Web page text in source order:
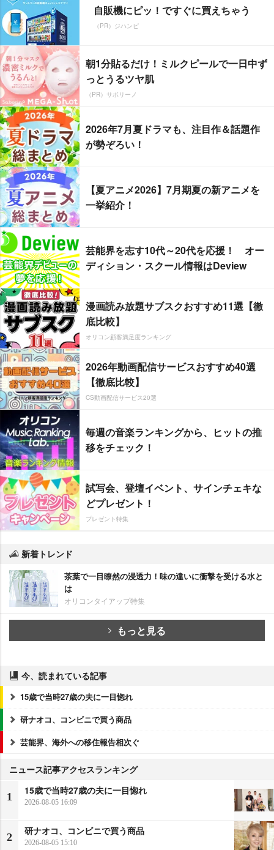
自販機にピッ！ですぐに買えちゃう
（PR）ジハンピ
朝1分貼るだけ！ミルクピールで一日中ず
っとうるツヤ肌
（PR）サボリーノ
2026年7月夏ドラマも、注目作＆話題作
が勢ぞろい！
【夏アニメ2026】7月期夏の新アニメを
一挙紹介！
芸能界を志す10代～20代を応援！ オー
ディション・スクール情報はDeview
漫画読み放題サブスクおすすめ11選【徹
底比較】
オリコン顧客満足度ランキング
2026年動画配信サービスおすすめ40選
【徹底比較】
CS動画配信サービス20選
毎週の音楽ランキングから、ヒットの推
移をチェック！
試写会、登壇イベント、サインチェキな
どプレゼント！
プレゼント特集
新着トレンド
茶葉で一目瞭然の浸透力！味の違いに衝撃を受ける水と
は
オリコンタイアップ特集
もっと見る
今、読まれている記事
15歳で当時27歳の夫に一目惚れ
研ナオコ、コンビニで買う商品
芸能界、海外への移住報告相次ぐ
ニュース記事アクセスランキング
1
15歳で当時27歳の夫に一目惚れ
2026-08-05 16:09
2
研ナオコ、コンビニで買う商品
2026-08-05 15:10